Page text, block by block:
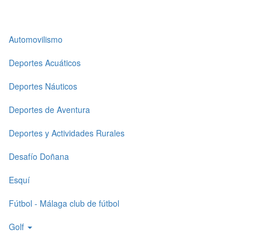
Top
level
menu
1
Automovilismo
Deportes Acuáticos
Deportes Náuticos
Deportes de Aventura
Deportes y Actividades Rurales
Desafío Doñana
Esquí
Fútbol - Málaga club de fútbol
Golf